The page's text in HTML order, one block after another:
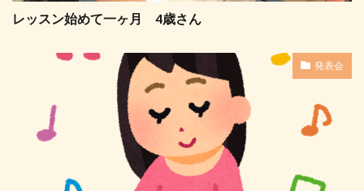
レッスン始めて一ヶ月 4歳さん
発表会